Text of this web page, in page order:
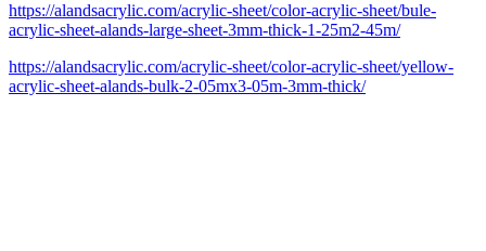
https://alandsacrylic.com/acrylic-sheet/color-acrylic-sheet/bule-
acrylic-sheet-alands-large-sheet-3mm-thick-1-25m2-45m/
https://alandsacrylic.com/acrylic-sheet/color-acrylic-sheet/yellow-
acrylic-sheet-alands-bulk-2-05mx3-05m-3mm-thick/